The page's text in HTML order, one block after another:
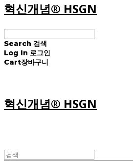
혁신개념® HSGN
Search 검색
Log In 로그인
Cart장바구니
혁신개념® HSGN